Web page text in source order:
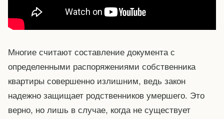
Многие считают составление документа с
определенными распоряжениями собственника
квартиры совершенно излишним, ведь закон
надежно защищает родственников умершего. Это
верно, но лишь в случае, когда не существует